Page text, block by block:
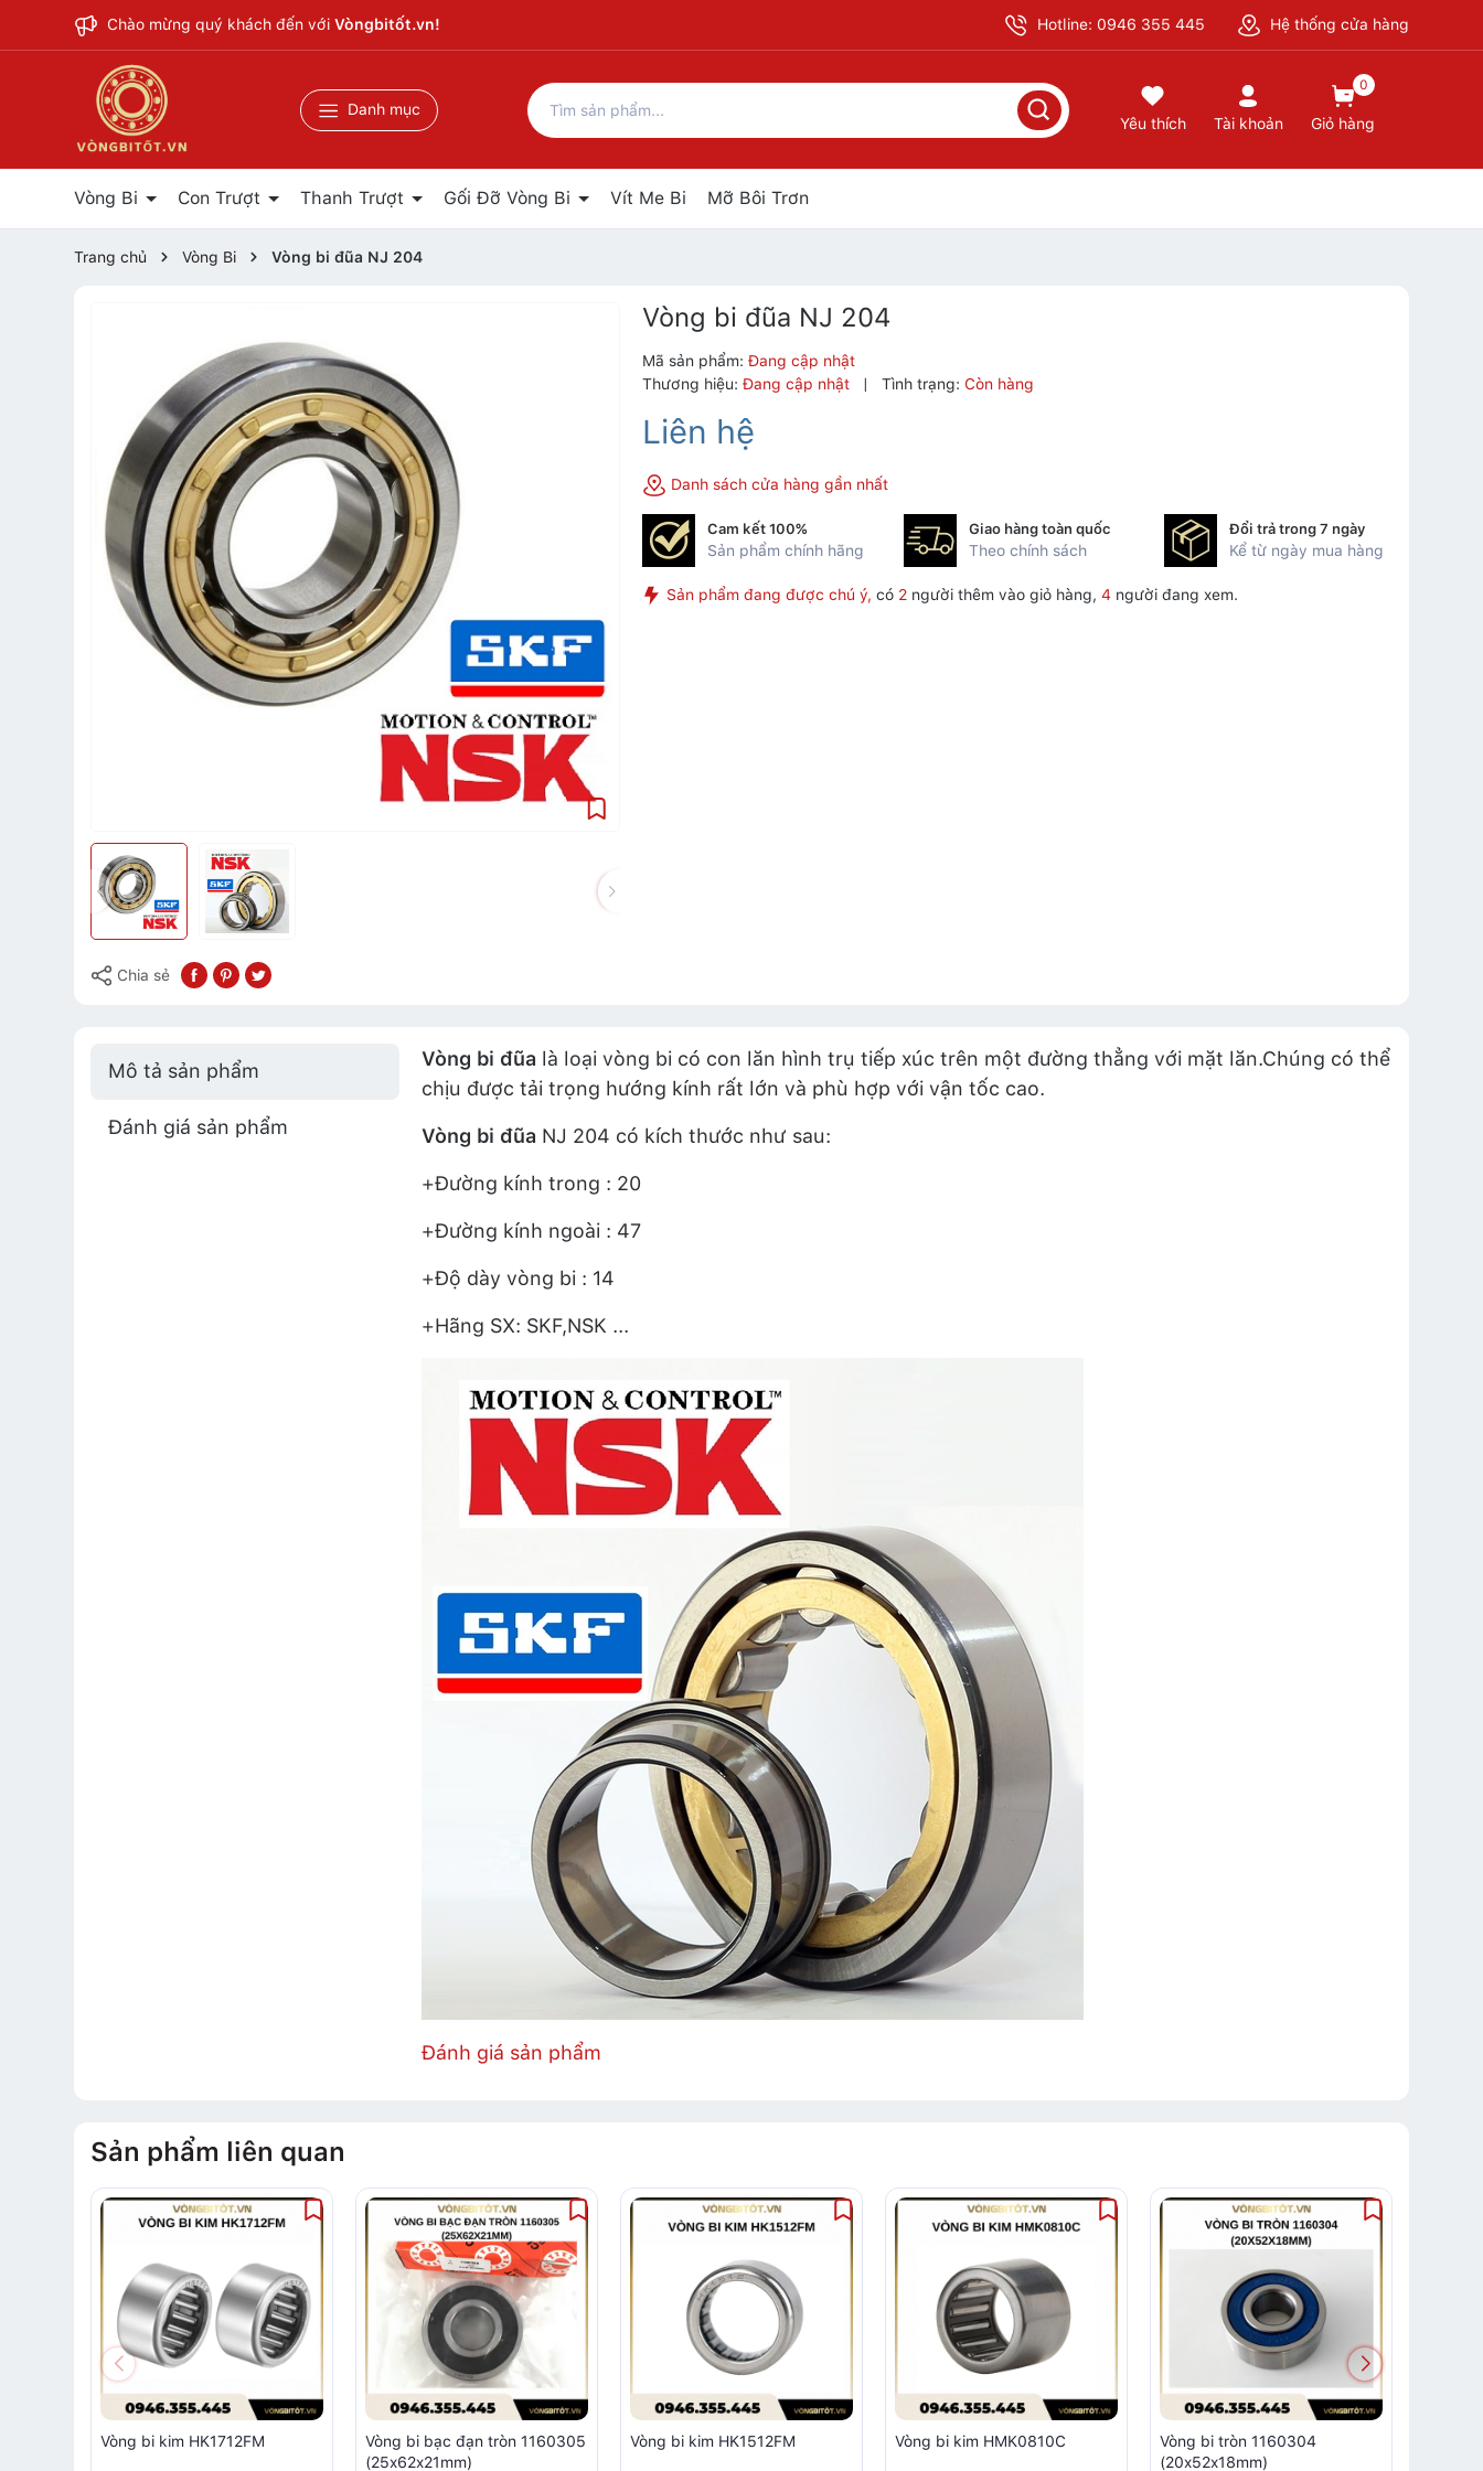
Chào mừng quý khách đến với Vòngbitốt.vn! Hotline: 0946 355 445 Hệ thống cửa hàng
Danh mục
Yêu thích Tài khoản
0
Giỏ hàng
Vòng Bi Con Trượt Thanh Trượt Gối Đỡ Vòng Bi Vít Me Bi Mỡ Bôi Trơn
Trang chủ Vòng Bi Vòng bi đũa NJ 204
Chia sẻ
Vòng bi đũa NJ 204
Mã sản phẩm: Đang cập nhật
Thương hiệu: Đang cập nhật | Tình trạng: Còn hàng
Liên hệ
Danh sách cửa hàng gần nhất
Cam kết 100%
Sản phẩm chính hãng
Giao hàng toàn quốc
Theo chính sách
Đổi trả trong 7 ngày
Kể từ ngày mua hàng
Sản phẩm đang được chú ý, có 2 người thêm vào giỏ hàng, 4 người đang xem.
Mô tả sản phẩm
Đánh giá sản phẩm
Vòng bi đũa là loại vòng bi có con lăn hình trụ tiếp xúc trên một đường thẳng với mặt lăn.Chúng có thể
chịu được tải trọng hướng kính rất lớn và phù hợp với vận tốc cao.
Vòng bi đũa NJ 204 có kích thước như sau:
+Đường kính trong : 20
+Đường kính ngoài : 47
+Độ dày vòng bi : 14
+Hãng SX: SKF,NSK ...
Đánh giá sản phẩm
Sản phẩm liên quan
Vòng bi kim HK1712FM
Vòng bi bạc đạn tròn 1160305
(25x62x21mm)
Vòng bi kim HK1512FM Vòng bi kim HMK0810C
Vòng bi tròn 1160304
(20x52x18mm)